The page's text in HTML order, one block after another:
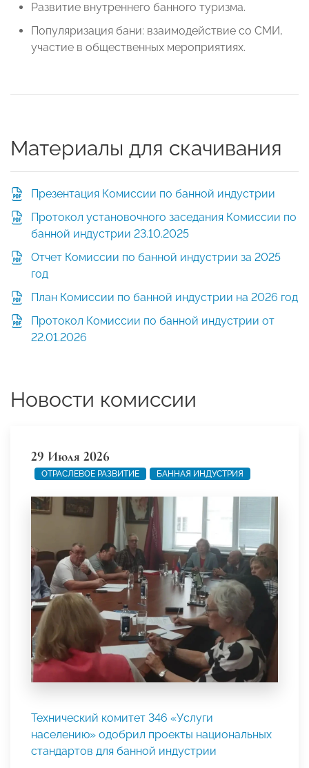
Развитие внутреннего банного туризма.
Популяризация бани: взаимодействие со СМИ,
участие в общественных мероприятиях.
Материалы для скачивания
Презентация Комиссии по банной индустрии
Протокол установочного заседания Комиссии по
банной индустрии 23.10.2025
Отчет Комиссии по банной индустрии за 2025
год
План Комиссии по банной индустрии на 2026 год
Протокол Комиссии по банной индустрии от
22.01.2026
Новости комиссии
29 Июля 2026
ОТРАСЛЕВОЕ РАЗВИТИЕ БАННАЯ ИНДУСТРИЯ
Технический комитет 346 «Услуги
населению» одобрил проекты национальных
стандартов для банной индустрии